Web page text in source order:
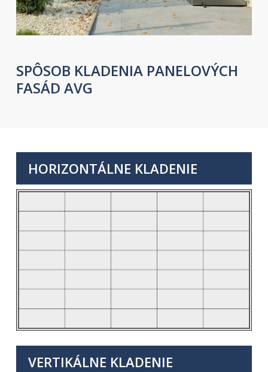
SPÔSOB KLADENIA PANELOVÝCH
FASÁD AVG
HORIZONTÁLNE KLADENIE
VERTIKÁLNE KLADENIE